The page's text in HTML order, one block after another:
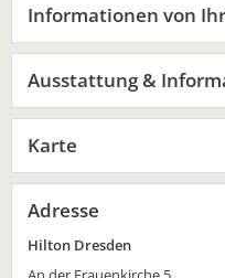
Informationen von
Ausstattung &
Karte
Adresse
Hilton Dresden